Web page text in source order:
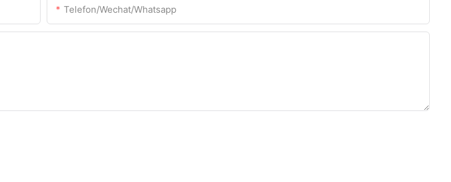
Telefon/Wechat/Whatsapp